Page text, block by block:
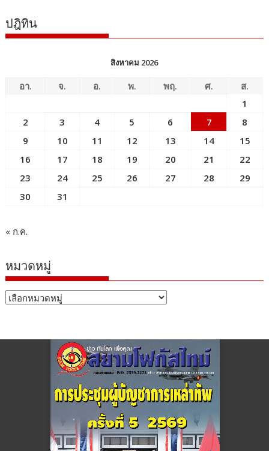
ปฎิทิน
สิงหาคม 2026
อา. จ. อ. พ. พฤ. ศ.
ส.
1
2
3 4 5 6 7
8
9
10 11 12 13 14
15
16
17 18 19 20 21
22
23
24 25 26 27 28
29
30
31
« ก.ค.
หมวดหมู่
หมวด